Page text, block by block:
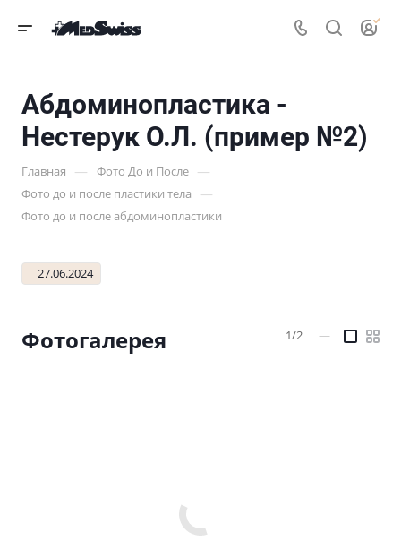
Абдоминопластика -
Нестерук О.Л. (пример №2)
Главная — Фото До и После —
Фото до и после пластики тела —
Фото до и после абдоминопластики
27.06.2024
Фотогалерея 1/2 —